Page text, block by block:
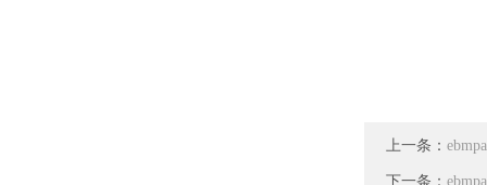
上一条：
下一条：